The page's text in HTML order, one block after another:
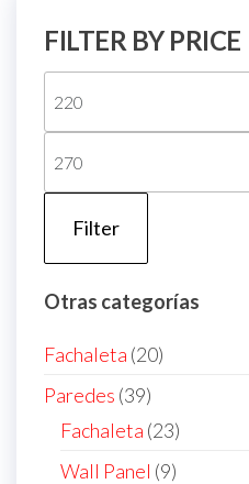
FILTER BY PRICE
Filter
Otras categorías
Fachaleta 2020
Paredes 3939
products
Fachaleta 2323
products
Wall Panel 99